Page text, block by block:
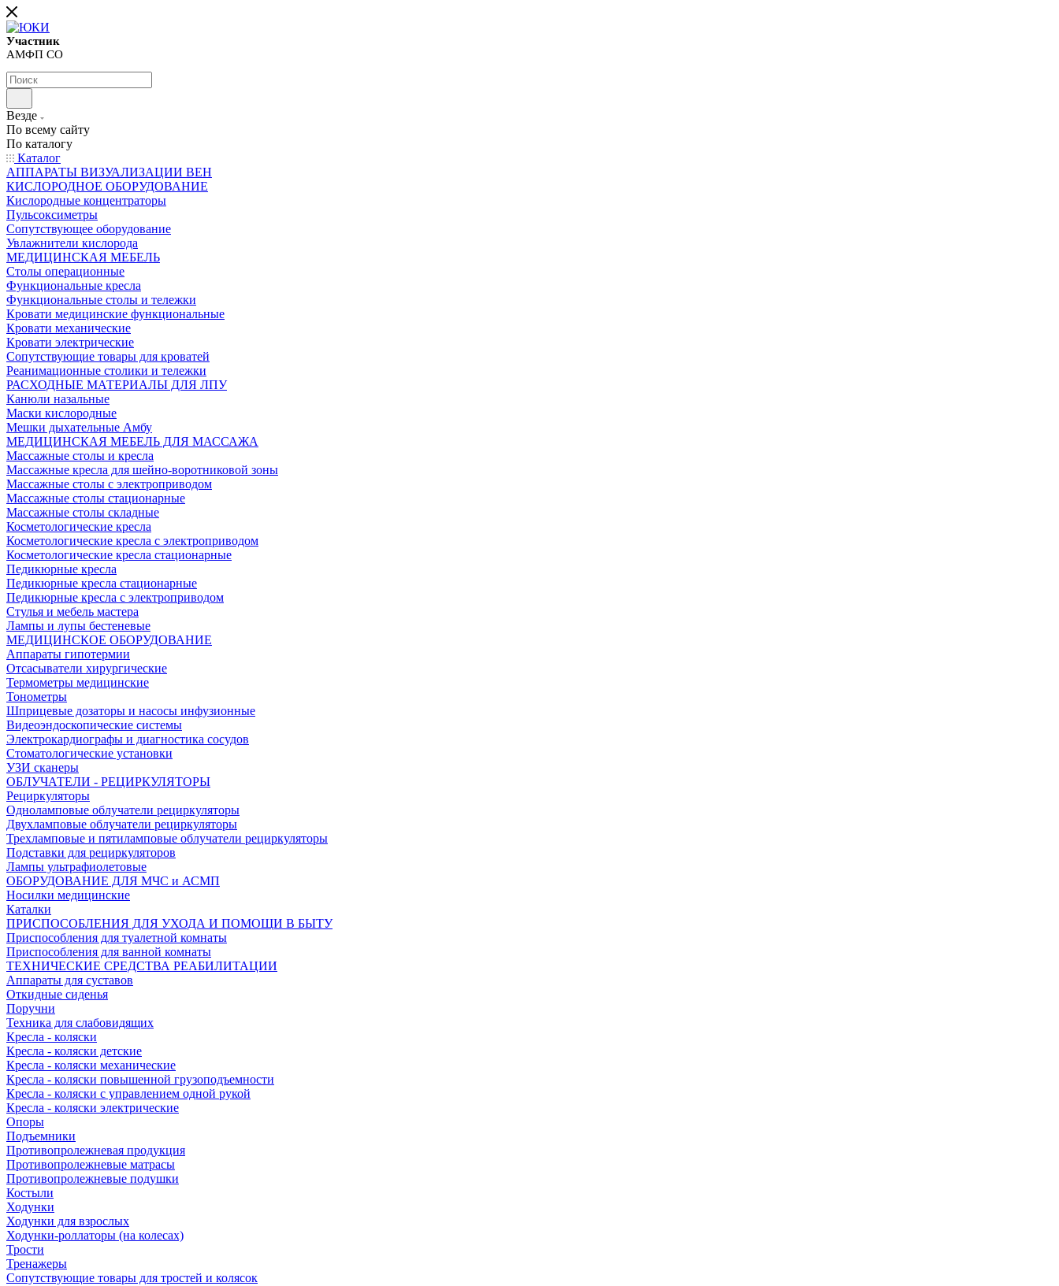
Участник
АМФП СО
Везде
По всему сайту
По каталогу
Каталог
АППАРАТЫ ВИЗУАЛИЗАЦИИ ВЕН
КИСЛОРОДНОЕ ОБОРУДОВАНИЕ
Кислородные концентраторы
Пульсоксиметры
Сопутствующее оборудование
Увлажнители кислорода
МЕДИЦИНСКАЯ МЕБЕЛЬ
Столы операционные
Функциональные кресла
Функциональные столы и тележки
Кровати медицинские функциональные
Кровати механические
Кровати электрические
Сопутствующие товары для кроватей
Реанимационные столики и тележки
РАСХОДНЫЕ МАТЕРИАЛЫ ДЛЯ ЛПУ
Канюли назальные
Маски кислородные
Мешки дыхательные Амбу
МЕДИЦИНСКАЯ МЕБЕЛЬ ДЛЯ МАССАЖА
Массажные столы и кресла
Массажные кресла для шейно-воротниковой зоны
Массажные столы с электроприводом
Массажные столы стационарные
Массажные столы складные
Косметологические кресла
Косметологические кресла с электроприводом
Косметологические кресла стационарные
Педикюрные кресла
Педикюрные кресла стационарные
Педикюрные кресла с электроприводом
Стулья и мебель мастера
Лампы и лупы бестеневые
МЕДИЦИНСКОЕ ОБОРУДОВАНИЕ
Аппараты гипотермии
Отсасыватели хирургические
Термометры медицинские
Тонометры
Шприцевые дозаторы и насосы инфузионные
Видеоэндоскопические системы
Электрокардиографы и диагностика сосудов
Стоматологические установки
УЗИ сканеры
ОБЛУЧАТЕЛИ - РЕЦИРКУЛЯТОРЫ
Рециркуляторы
Одноламповые облучатели рециркуляторы
Двухламповые облучатели рециркуляторы
Трехламповые и пятиламповые облучатели рециркуляторы
Подставки для рециркуляторов
Лампы ультрафиолетовые
ОБОРУДОВАНИЕ ДЛЯ МЧС и АСМП
Носилки медицинские
Каталки
ПРИСПОСОБЛЕНИЯ ДЛЯ УХОДА И ПОМОЩИ В БЫТУ
Приспособления для туалетной комнаты
Приспособления для ванной комнаты
ТЕХНИЧЕСКИЕ СРЕДСТВА РЕАБИЛИТАЦИИ
Аппараты для суставов
Откидные сиденья
Поручни
Техника для слабовидящих
Кресла - коляски
Кресла - коляски детские
Кресла - коляски механические
Кресла - коляски повышенной грузоподъемности
Кресла - коляски с управлением одной рукой
Кресла - коляски электрические
Опоры
Подъемники
Противопролежневая продукция
Противопролежневые матрасы
Противопролежневые подушки
Костыли
Ходунки
Ходунки для взрослых
Ходунки-роллаторы (на колесах)
Трости
Тренажеры
Сопутствующие товары для тростей и колясок